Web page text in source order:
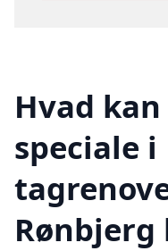
Hvad
speciale i